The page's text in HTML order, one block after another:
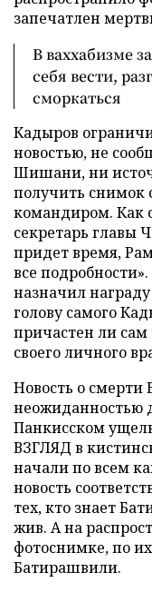
запечатлен
В ваххабизме
себя вести,
сморкаться
Кадыров
новостью, не
Шишани, ни
получить
командиром. Как
секретарь главы
придет время,
все
назначил
голову самого
причастен ли
своего личного
Новость о
неожиданностью
Панкисском
ВЗГЛЯД в
начали по всем
новость
тех, кто знает
жив. А на
фотоснимке, по
Батирашвили.